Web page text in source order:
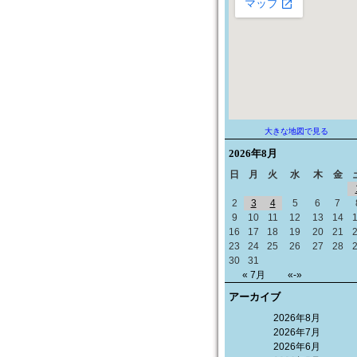
大きな地図で見る
2026年8月
日 月 火 水 木 金
« 7月 «-»
2
3 4 5 6 7
9
10 11 12 13 14
16
17 18 19 20 21
23
24 25 26 27 28
30
31
アーカイブ
2026年8月
2026年7月
2026年6月